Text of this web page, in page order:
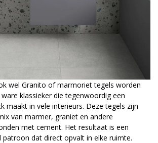
wel Granito of marmoriet tegels worden
klassieker die tegenwoordig een
maakt in vele interieurs. Deze tegels zijn
van marmer, graniet en andere
met cement. Het resultaat is een
patroon dat direct opvalt in elke ruimte.